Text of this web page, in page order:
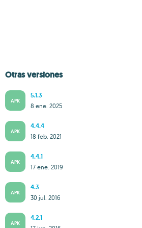
Otras versiones
APK
5.1.3
8 ene. 2025
APK
4.4.4
18 feb. 2021
APK
4.4.1
17 ene. 2019
APK
4.3
30 jul. 2016
APK
4.2.1